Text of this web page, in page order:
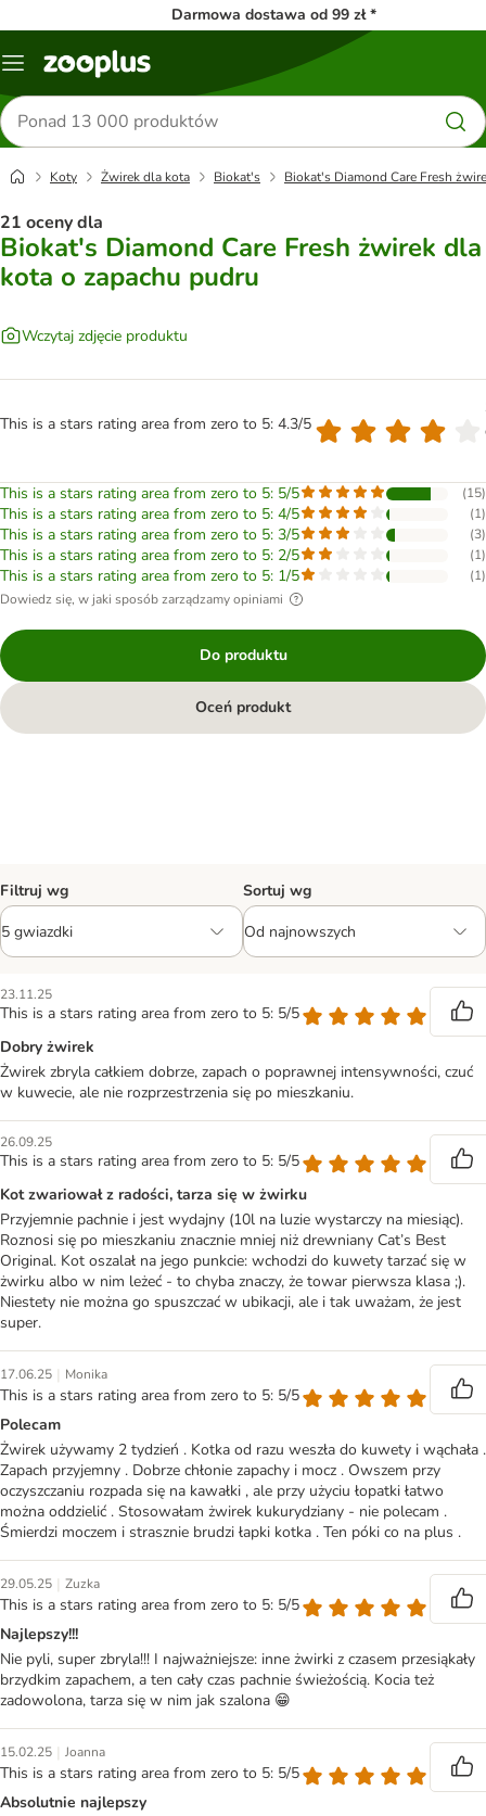
Darmowa dostawa od 99 zł *
Menu
Szukaj
produktów
Koty Żwirek dla kota Biokat's Biokat's Diamond Care Fresh
21 oceny dla
Biokat's Diamond Care Fresh żwirek dla
kota o zapachu pudru
Wczytaj zdjęcie produktu
This is a stars rating area from zero to 5: 4.3/5
This is a stars rating area from zero to 5: 5/5 (15)
This is a stars rating area from zero to 5: 4/5 (1)
This is a stars rating area from zero to 5: 3/5 (3)
This is a stars rating area from zero to 5: 2/5 (1)
This is a stars rating area from zero to 5: 1/5 (1)
Dowiedz się, w jaki sposób zarządzamy opiniami
Do produktu
Oceń produkt
Filtruj wg Sortuj wg
23.11.25
This is a stars rating area from zero to 5: 5/5
Dobry żwirek
Żwirek zbryla całkiem dobrze, zapach o poprawnej intensywności, czuć
w kuwecie, ale nie rozprzestrzenia się po mieszkaniu.
26.09.25
This is a stars rating area from zero to 5: 5/5
Kot zwariował z radości, tarza się w żwirku
Przyjemnie pachnie i jest wydajny (10l na luzie wystarczy na miesiąc).
Roznosi się po mieszkaniu znacznie mniej niż drewniany Cat’s Best
Original. Kot oszalał na jego punkcie: wchodzi do kuwety tarzać się w
żwirku albo w nim leżeć - to chyba znaczy, że towar pierwsza klasa ;).
Niestety nie można go spuszczać w ubikacji, ale i tak uważam, że jest
super.
17.06.25 | Monika
This is a stars rating area from zero to 5: 5/5
Polecam
Żwirek używamy 2 tydzień . Kotka od razu weszła do kuwety i wąchała .
Zapach przyjemny . Dobrze chłonie zapachy i mocz . Owszem przy
oczyszczaniu rozpada się na kawałki , ale przy użyciu łopatki łatwo
można oddzielić . Stosowałam żwirek kukurydziany - nie polecam .
Śmierdzi moczem i strasznie brudzi łapki kotka . Ten póki co na plus .
29.05.25 | Zuzka
This is a stars rating area from zero to 5: 5/5
Najlepszy!!!
Nie pyli, super zbryla!!! I najważniejsze: inne żwirki z czasem przesiąkały
brzydkim zapachem, a ten cały czas pachnie świeżością. Kocia też
zadowolona, tarza się w nim jak szalona 😁
15.02.25 | Joanna
This is a stars rating area from zero to 5: 5/5
Absolutnie najlepszy